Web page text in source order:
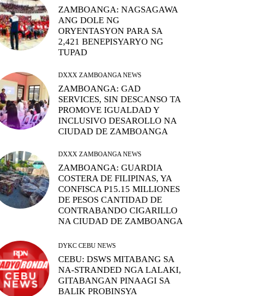
ZAMBOANGA: NAGSAGAWA
ANG DOLE NG
ORYENTASYON PARA SA
2,421 BENEPISYARYO NG
TUPAD
DXXX ZAMBOANGA NEWS
ZAMBOANGA: GAD
SERVICES, SIN DESCANSO TA
PROMOVE IGUALDAD Y
INCLUSIVO DESAROLLO NA
CIUDAD DE ZAMBOANGA
DXXX ZAMBOANGA NEWS
ZAMBOANGA: GUARDIA
COSTERA DE FILIPINAS, YA
CONFISCA P15.15 MILLIONES
DE PESOS CANTIDAD DE
CONTRABANDO CIGARILLO
NA CIUDAD DE ZAMBOANGA
DYKC CEBU NEWS
CEBU: DSWS MITABANG SA
NA-STRANDED NGA LALAKI,
GITABANGAN PINAAGI SA
BALIK PROBINSYA